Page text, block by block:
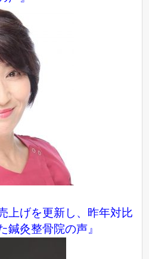
上げを更新し、昨年対比
鍼灸整骨院の声』